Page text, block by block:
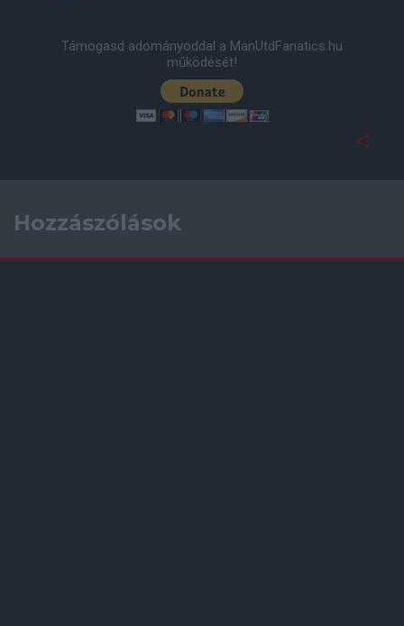
Támogasd adományoddal a ManUtdFanatics.hu
működését!
Hozzászólások